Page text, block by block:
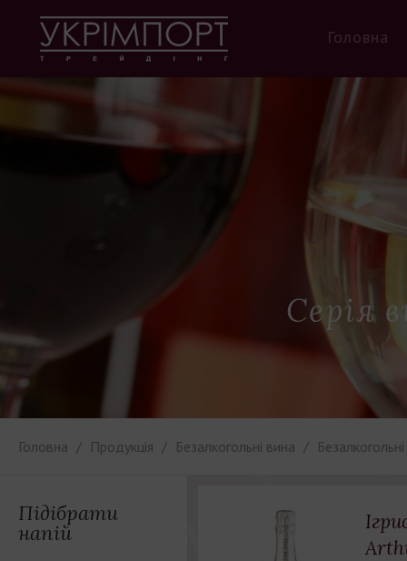
Головна
Серія
Головна Продукція Безалкогольні вина
Підібрати
напій